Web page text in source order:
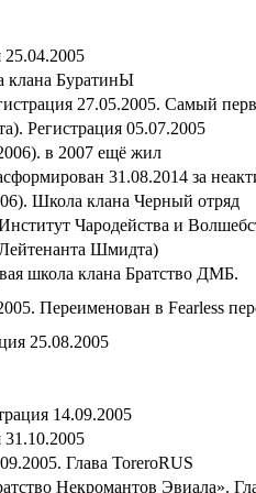
25.04.2005
клана БуратинЫ
27.05.2005. Самый
Регистрация 05.07.2005
в 2007 ещё жил
31.08.2014 за
Школа клана Черный отряд
Чародейства и
Шмидта)
школа клана Братство ДМБ.
Переименован в Fearless
25.08.2005
14.09.2005
Глава ToreroRUS
Некромантов Эвиала».